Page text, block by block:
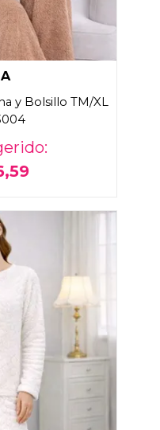
y Bolsillo TM/XL